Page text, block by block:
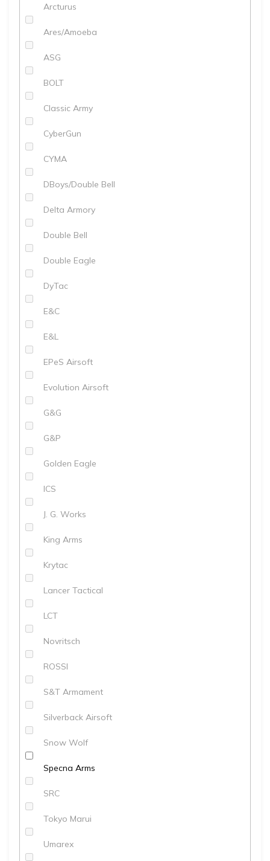
Arcturus
Ares/Amoeba
ASG
BOLT
Classic Army
CyberGun
CYMA
DBoys/Double Bell
Delta Armory
Double Bell
Double Eagle
DyTac
E&C
E&L
EPeS Airsoft
Evolution Airsoft
G&G
G&P
Golden Eagle
ICS
J. G. Works
King Arms
Krytac
Lancer Tactical
LCT
Novritsch
ROSSI
S&T Armament
Silverback Airsoft
Snow Wolf
Specna Arms
SRC
Tokyo Marui
Umarex